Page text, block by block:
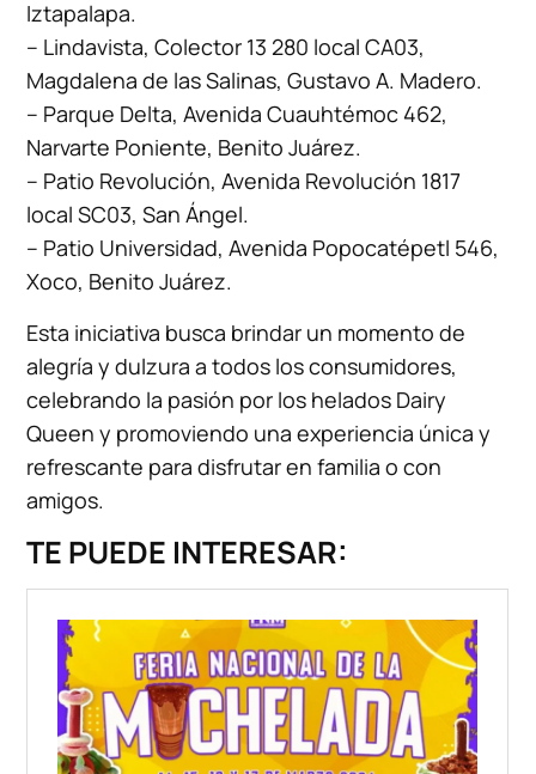
Iztapalapa.
– Lindavista, Colector 13 280 local CA03,
Magdalena de las Salinas, Gustavo A. Madero.
– Parque Delta, Avenida Cuauhtémoc 462,
Narvarte Poniente, Benito Juárez.
– Patio Revolución, Avenida Revolución 1817
local SC03, San Ángel.
– Patio Universidad, Avenida Popocatépetl 546,
Xoco, Benito Juárez.
Esta iniciativa busca brindar un momento de
alegría y dulzura a todos los consumidores,
celebrando la pasión por los helados Dairy
Queen y promoviendo una experiencia única y
refrescante para disfrutar en familia o con
amigos.
TE PUEDE INTERESAR: